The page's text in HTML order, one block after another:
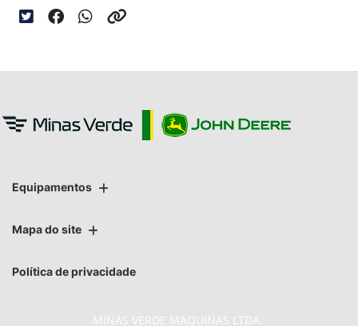
Equipamentos
Mapa do site
Política de privacidade
MINAS VERDE MAQUINAS LTDA.